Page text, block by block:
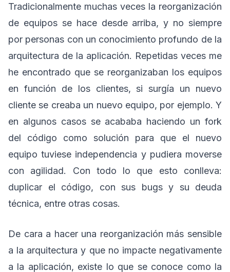
Tradicionalmente muchas veces la reorganización
de equipos se hace desde arriba, y no siempre
por personas con un conocimiento profundo de la
arquitectura de la aplicación. Repetidas veces me
he encontrado que se reorganizaban los equipos
en función de los clientes, si surgía un nuevo
cliente se creaba un nuevo equipo, por ejemplo. Y
en algunos casos se acababa haciendo un fork
del código como solución para que el nuevo
equipo tuviese independencia y pudiera moverse
con agilidad. Con todo lo que esto conlleva:
duplicar el código, con sus bugs y su deuda
técnica, entre otras cosas.
De cara a hacer una reorganización más sensible
a la arquitectura y que no impacte negativamente
a la aplicación, existe lo que se conoce como la